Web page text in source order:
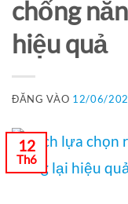
chống
hiệu quả
ĐĂNG VÀO 12/06/
12
Th6